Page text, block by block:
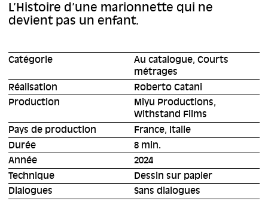
L’Histoire d’une marionnette qui ne
devient pas un enfant.
Catégorie
Au catalogue, Courts
métrages
Réalisation
Roberto Catani
Production
Miyu Productions,
Withstand Films
Pays de production
France, Italie
Durée
8 min.
Année
2024
Technique
Dessin sur papier
Dialogues
Sans dialogues